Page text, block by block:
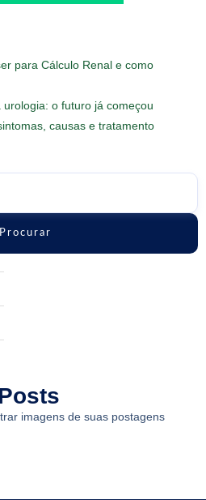
Procurar
imagens de suas postagens
para Cálculo Renal e como
o futuro já começou
causas e tratamento